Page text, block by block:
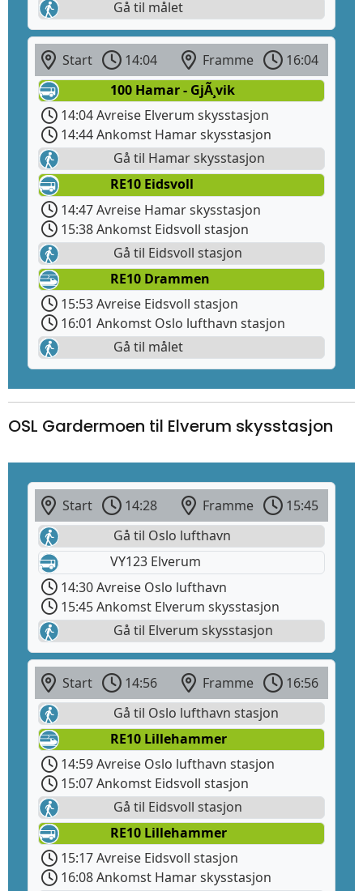
Gå til målet
Start 14:04 Framme
16:04
100 Hamar - GjÃ¸vik
14:04 Avreise Elverum skysstasjon
14:44 Ankomst Hamar skysstasjon
Gå til Hamar skysstasjon
RE10 Eidsvoll
14:47 Avreise Hamar skysstasjon
15:38 Ankomst Eidsvoll stasjon
Gå til Eidsvoll stasjon
RE10 Drammen
15:53 Avreise Eidsvoll stasjon
16:01 Ankomst Oslo lufthavn stasjon
Gå til målet
OSL Gardermoen til Elverum skysstasjon
Start 14:28 Framme
15:45
Gå til Oslo lufthavn
VY123 Elverum
14:30 Avreise Oslo lufthavn
15:45 Ankomst Elverum skysstasjon
Gå til Elverum skysstasjon
Start 14:56 Framme
16:56
Gå til Oslo lufthavn stasjon
RE10 Lillehammer
14:59 Avreise Oslo lufthavn stasjon
15:07 Ankomst Eidsvoll stasjon
Gå til Eidsvoll stasjon
RE10 Lillehammer
15:17 Avreise Eidsvoll stasjon
16:08 Ankomst Hamar skysstasjon